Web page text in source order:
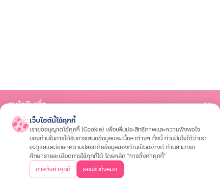
สนใจสินเชื่อ
สินเชื่อรถมอเตอร์ไซค์สินเชื่อรถยนต์
สนใจประกัน
ประกันรถมอเตอร์ไซค์ประกันรถยนต์ประกันสุขภาพและโรคร้ายแรง
เกี่ยวกับเรา
วิสัยทัศน์และพันธกิจบริษัทฯ และวัฒนธรรมองค์กร
เว็บไซต์นี้ใช้คุกกี้
เราขออนุญาตใช้คุกกี้ (Cookie) เพื่อเพิ่มประสิทธิภาพและความพึงพอใจ
ของท่านในการได้รับการเสนอข้อมูลและเนื้อหาต่างๆ ทั้งนี้ ท่านมั่นใจได้ว่าเรา
จะดูแลและรักษาความปลอดภัยข้อมูลของท่านเป็นอย่างดี ท่านสามารถ
ศึกษารายละเอียดการใช้คุกกี้ได้ โดยคลิก "การตั้งค่าคุกกี้"
การตั้งค่าคุกกี้
ยอมรับทั้งหมด